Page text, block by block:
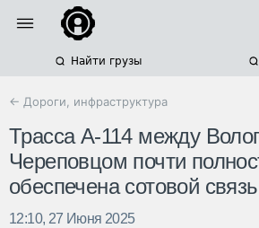
Найти грузы
← Дороги, инфраструктура
Трасса А-114 между
Череповцом почти
обеспечена сотовой
12:10, 27 Июня 2025